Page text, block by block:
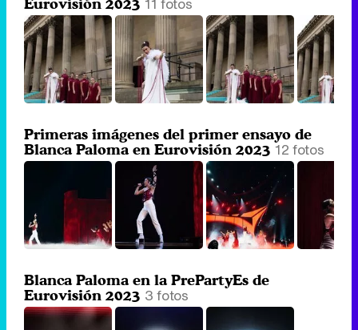
Primeras imágenes del primer ensayo de
Blanca Paloma en Eurovisión 2023 12 fotos
Blanca Paloma en la PrePartyEs de
Eurovisión 2023 3 fotos